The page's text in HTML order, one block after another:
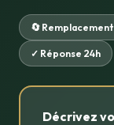
🔄
✓ Réponse 24h
Décrivez